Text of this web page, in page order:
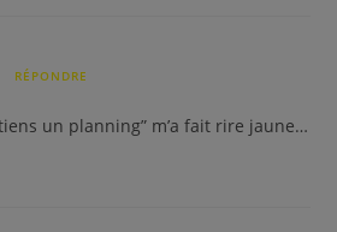
RÉPONDRE
un planning” m’a fait rire jaune…